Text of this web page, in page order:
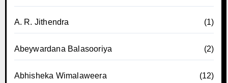
A. R. Jithendra (1)
Abeywardana Balasooriya (2)
Abhisheka Wimalaweera (12)